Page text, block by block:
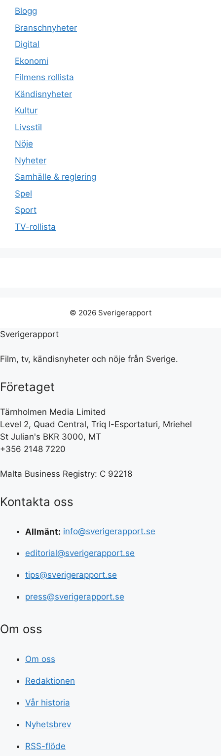
Blogg
Branschnyheter
Digital
Ekonomi
Filmens rollista
Kändisnyheter
Kultur
Livsstil
Nöje
Nyheter
Samhälle & reglering
Spel
Sport
TV-rollista
© 2026 Sverigerapport
Sverigerapport
Film, tv, kändisnyheter och nöje från Sverige.
Företaget
Tärnholmen Media Limited
Level 2, Quad Central, Triq l-Esportaturi, Mriehel
St Julian's BKR 3000, MT
+356 2148 7220
Malta Business Registry: C 92218
Kontakta oss
Allmänt: info@sverigerapport.se
editorial@sverigerapport.se
tips@sverigerapport.se
press@sverigerapport.se
Om oss
Om oss
Redaktionen
Vår historia
Nyhetsbrev
RSS-flöde